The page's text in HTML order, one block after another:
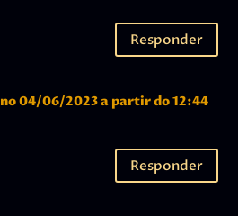
Responder
no 04/06/2023 a partir do 12:44
Responder